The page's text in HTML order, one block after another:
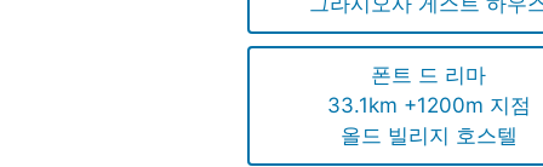
폰트 드 리마
33.1km +1200m 지점
올드 빌리지 호스텔